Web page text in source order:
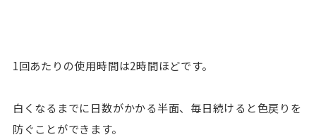
1回あたりの使用時間は2時間ほどです。
白くなるまでに日数がかかる半面、毎日続けると色戻りを
防ぐことができます。